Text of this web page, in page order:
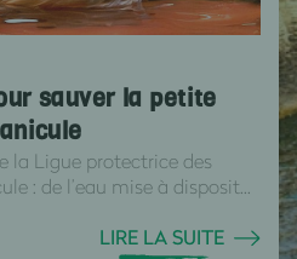
sauver la petite
la Ligue protectrice des
: de l’eau mise à disposit...
LIRE LA SUITE